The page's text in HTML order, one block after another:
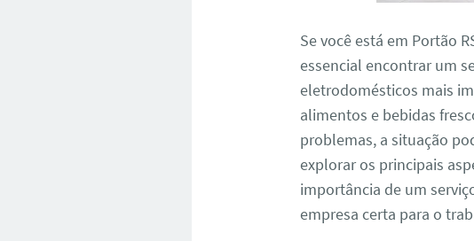
Se você está em Portão
essencial encontrar um
eletrodomésticos mais
alimentos e bebidas
problemas, a situação
explorar os principais
importância de um
empresa certa para o